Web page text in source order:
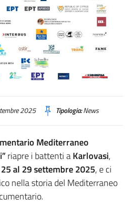
2025 Tipologia:News
Mediterraneo
riapre i battenti aKarlovasi,
al 29 settembre 2025, e ci
nella storia del Mediterraneo